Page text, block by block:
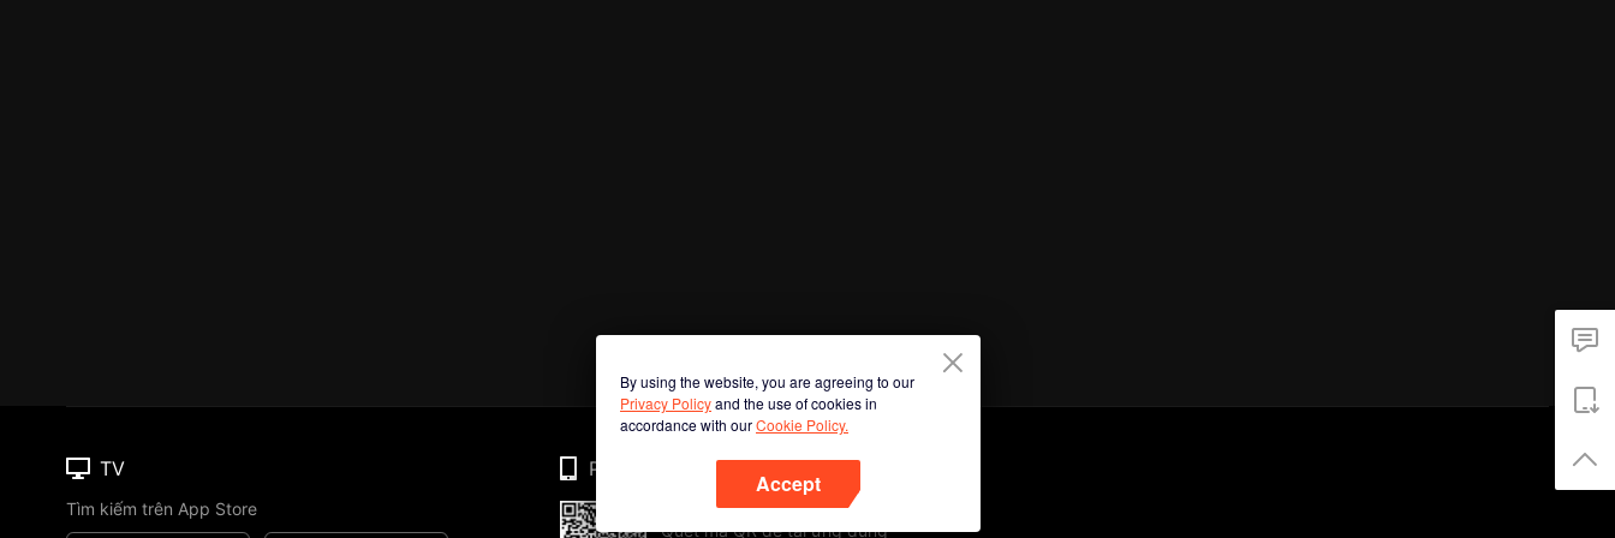
By using the website, you are agreeing to our
Privacy Policyand the use of cookies in
accordance with ourCookie Policy.
Accept
TV
Tìm kiếm trên App Store
Phone
Quét mã QR để tải ứng dụng